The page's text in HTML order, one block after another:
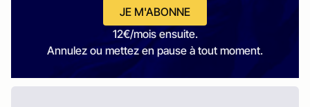
JE M'ABONNE
12€/mois ensuite.
Annulez ou mettez en pause à tout moment.